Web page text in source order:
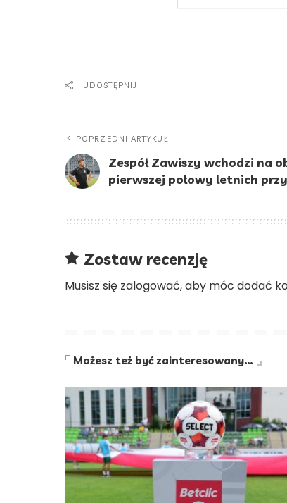
UDOSTĘPNIJ
POPRZEDNI ARTYKUŁ
Zespół Zawiszy wchodzi na
pierwszej połowy letnich
Zostaw recenzję
Musisz się zalogować, aby móc dodać
Możesz też być zainteresowany…